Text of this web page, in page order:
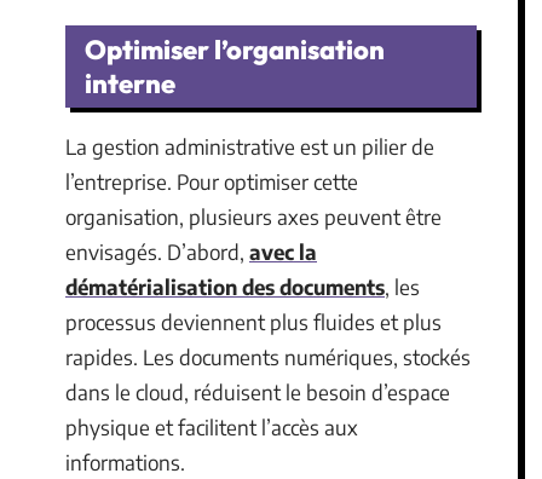
Optimiser l’organisation
interne
La gestion administrative est un pilier de
l’entreprise. Pour optimiser cette
organisation, plusieurs axes peuvent être
envisagés. D’abord, avec la
dématérialisation des documents, les
processus deviennent plus fluides et plus
rapides. Les documents numériques, stockés
dans le cloud, réduisent le besoin d’espace
physique et facilitent l’accès aux
informations.